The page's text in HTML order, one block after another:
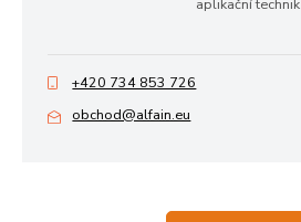
+420 734 853 726
obchod@alfain.eu